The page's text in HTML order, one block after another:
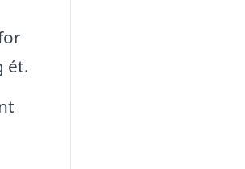
ét.